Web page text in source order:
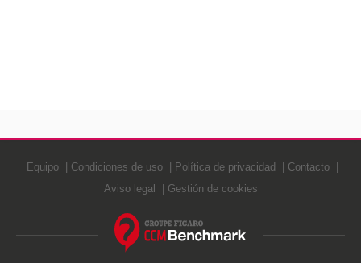
Equipo Condiciones de uso Política de privacidad
Contacto
Aviso legal
Gestión de cookies